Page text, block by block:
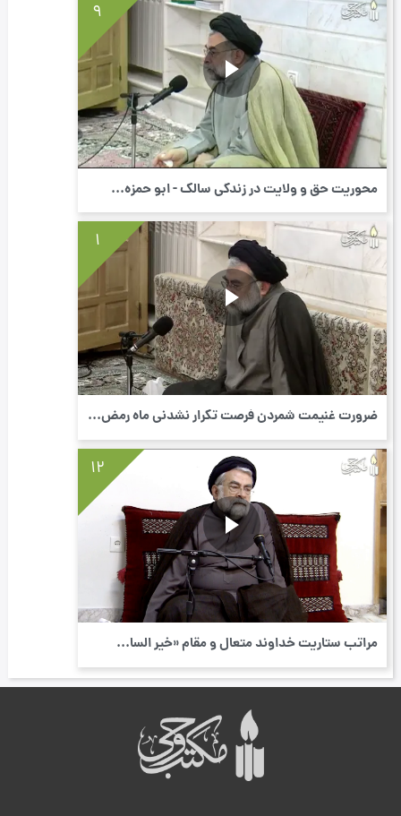
9
محوریت حق و ولایت در زندگی سالک - ابو حمزه...
1
ضرورت غنیمت شمردن فرصت تکرار نشدنی ماه رمض...
12
مراتب ستاریت خداوند متعال و مقام «خیر السا...